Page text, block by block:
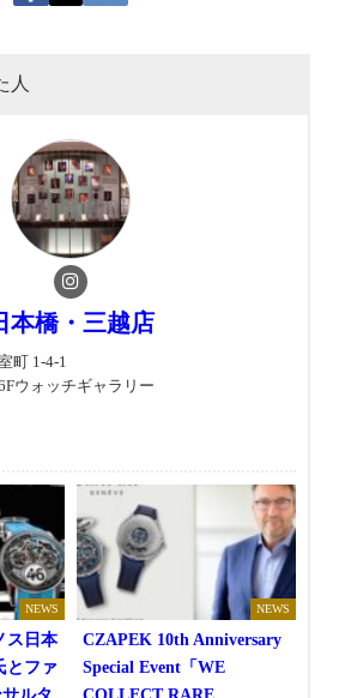
人
本橋・三越店
町 1-4-1
ウォッチギャラリー
NEWS
ス日本
とファ
ルタ
NEWS
CZAPEK 10th Anniversary
Special Event「WE
COLLECT RARE